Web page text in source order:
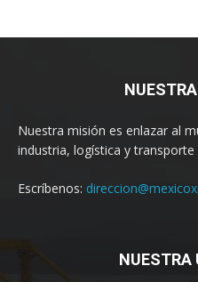
Nuestra misión es enlazar al
industria, logística y
Escríbenos:
NUESTRA